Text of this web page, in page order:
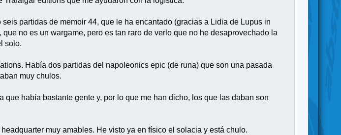
partidas de memoir 44, que le ha encantado (gracias a Lidia de Lupus in
no es un wargame, pero es tan raro de verlo que no he desaprovechado la
solo.
Había dos partidas del napoleonics epic (de runa) que son una pasada
muy chulos.
había bastante gente y, por lo que me han dicho, los que las daban son
muy amables. He visto ya en físico el solacia y está chulo.